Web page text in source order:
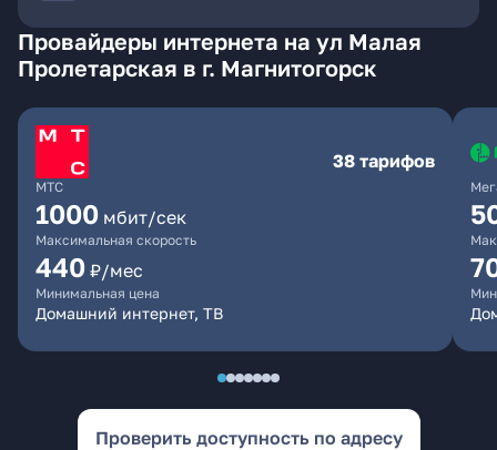
Провайдеры интернета на ул Малая
Пролетарская в г. Магнитогорск
МТС
38 тарифов
1000 мбит/сек
Максимальная скорость
440 ₽/мес
Минимальная цена
Домашний интернет, ТВ
Проверить доступность по адресу